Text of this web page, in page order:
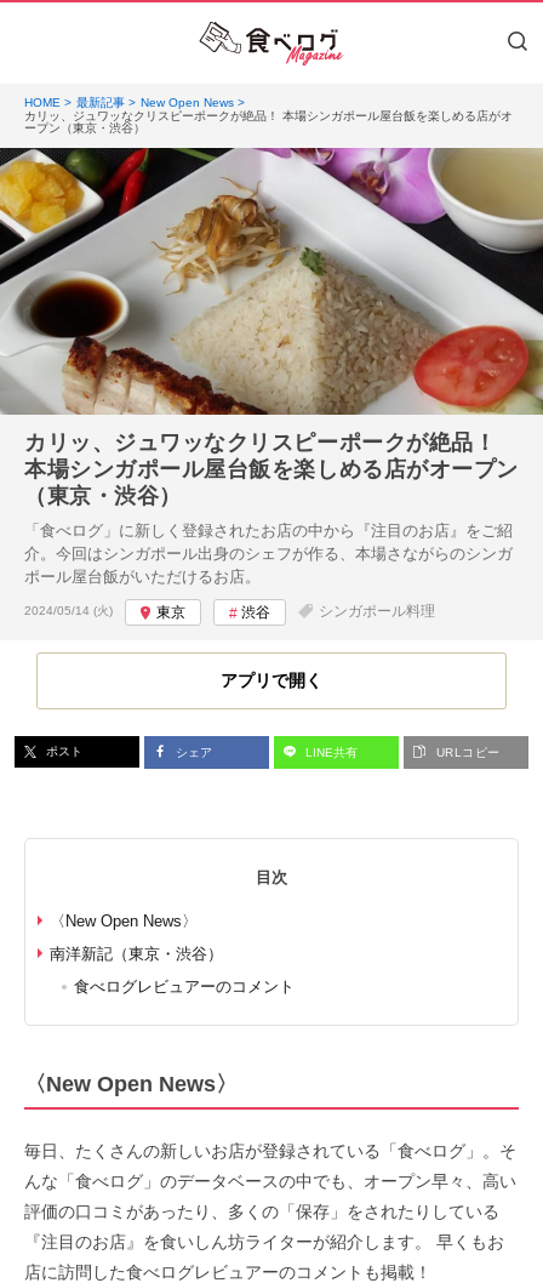
HOME 最新記事
New Open News
カリッ、ジュワッなクリスピーポークが絶品！ 本場シンガポール屋台飯を楽しめる店がオ
ープン（東京・渋谷）
カリッ、ジュワッなクリスピーポークが絶品！
本場シンガポール屋台飯を楽しめる店がオープン
（東京・渋谷）
「食べログ」に新しく登録されたお店の中から『注目のお店』をご紹
介。今回はシンガポール出身のシェフが作る、本場さながらのシンガ
ポール屋台飯がいただけるお店。
投稿日:
2024/05/14 (火) 東京 渋谷 シンガポール料理
アプリで開く
ポスト シェア LINE共有 URLコピー
目次
〈New Open News〉
南洋新記（東京・渋谷）
食べログレビュアーのコメント
〈New Open News〉
毎日、たくさんの新しいお店が登録されている「食べログ」。そ
んな「食べログ」のデータベースの中でも、オープン早々、高い
評価の口コミがあったり、多くの「保存」をされたりしている
『注目のお店』を食いしん坊ライターが紹介します。 早くもお
店に訪問した食べログレビュアーのコメントも掲載！